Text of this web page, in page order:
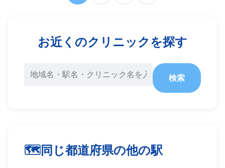
お近くのクリニックを探す
検索
同じ都道府県の他の駅